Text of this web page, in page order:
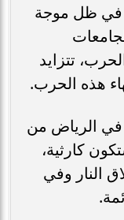
في ظل موجة
تتزايد
هذه الحرب.
في الرياض من
كارثية،
النار وفي